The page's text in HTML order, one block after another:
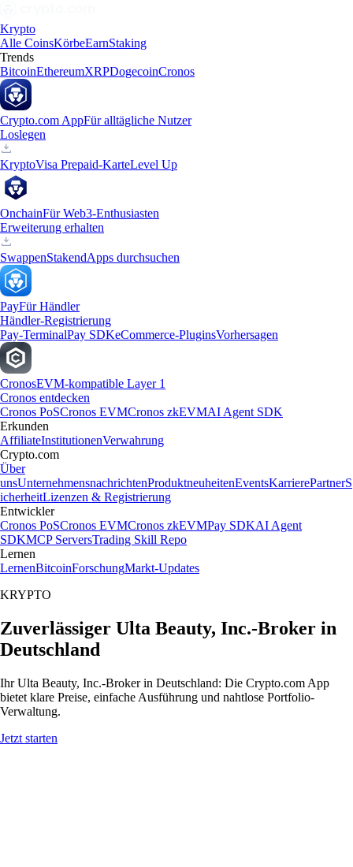
Krypto
Alle CoinsKörbeEarnStaking
Trends
BitcoinEthereumXRPDogecoinCronos
Crypto.com AppFür alltägliche Nutzer
Loslegen
KryptoVisa Prepaid-KarteLevel Up
OnchainFür Web3-Enthusiasten
Erweiterung erhalten
SwappenStakendApps durchsuchen
PayFür Händler
Händler-Registrierung
Pay-TerminalPay SDKeCommerce-PluginsVorhersagen
CronosEVM-kompatible Layer 1
Cronos entdecken
Cronos PoSCronos EVMCronos zkEVMAI Agent SDK
Erkunden
AffiliateInstitutionenVerwahrung
Crypto.com
Über
unsUnternehmensnachrichtenProduktneuheitenEventsKarrierePartnerS
icherheitLizenzen & Registrierung
Entwickler
Cronos PoSCronos EVMCronos zkEVMPay SDKAI Agent
SDKMCP ServersTrading Skill Repo
Lernen
LernenBitcoinForschungMarkt-Updates
KRYPTO
Zuverlässiger Ulta Beauty, Inc.-Broker in
Deutschland
Ihr Ulta Beauty, Inc.-Broker in Deutschland: Die Crypto.com App
bietet klare Preise, einfache Ausführung und nahtlose Portfolio-
Verwaltung.
Jetzt starten